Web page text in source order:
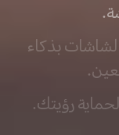
بذكاء
رؤيتك.